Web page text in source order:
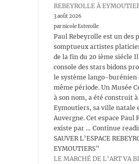
REBEYROLLE À
3 août 2026
par nicole Esterolle
Paul Rebeyrolle est un des
somptueux artistes
de la fin du 20 ième siécle
console des stars bidons
le système lango-burénien
même période. Un Musée
à son nom, a été construit à
Eymoutiers, sa ville natale
Auvergne. Cet espace Paul
existe par … Continue
SAUVER L’ESPACE
EYMOUTIERS"
LE MARCHÉ DE L’ART VA